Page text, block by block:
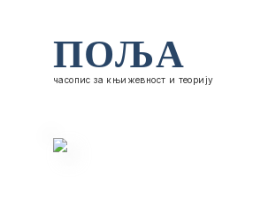
ПОЉА
часопис за књижевност и теорију